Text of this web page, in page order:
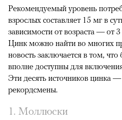
Рекомендуемый уровень
взрослых составляет 15 мг в
зависимости от возраста — от
Цинк можно найти во многих
новость заключается в том,
вполне доступны для
Эти десять источников цинка
рекордсмены.
1. Моллюски